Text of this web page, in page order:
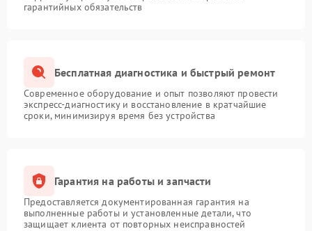
гарантийных обязательств
Бесплатная диагностика и быстрый ремонт
Современное оборудование и опыт позволяют провести
экспресс-диагностику и восстановление в кратчайшие
сроки, минимизируя время без устройства
Гарантия на работы и запчасти
Предоставляется документированная гарантия на
выполненные работы и установленные детали, что
защищает клиента от повторных неисправностей